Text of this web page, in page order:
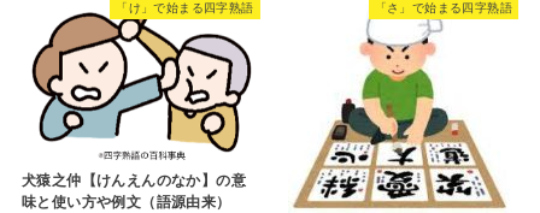
「け」で始まる四字熟語
犬猿之仲【けんえんのなか】の意
味と使い方や例文（語源由来）
「さ」で始まる四字熟語